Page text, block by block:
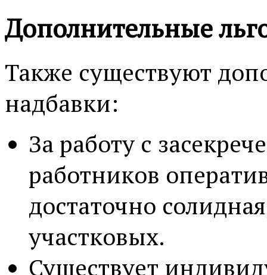
Дополнительные
Также существуют
надбавки:
За работу с
работников
достаточно
участковых.
Существует